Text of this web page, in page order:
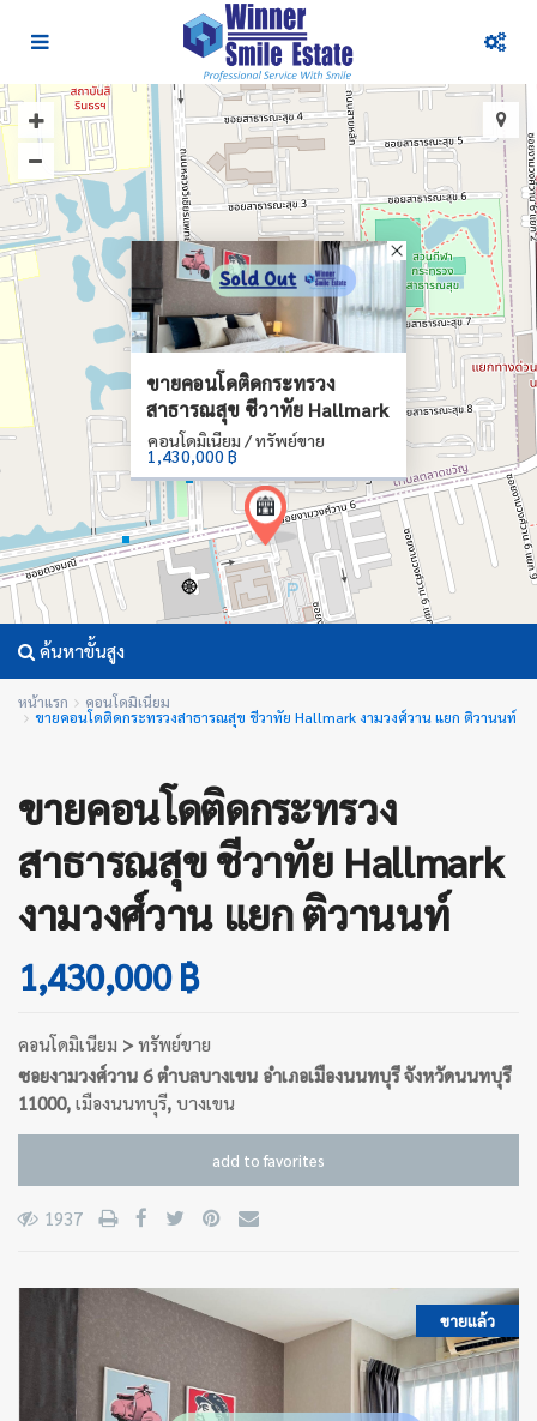
ขายคอนโดติดกระทรวง
สาธารณสุข ชีวาทัย Hallmark
คอนโดมิเนียม / ทรัพย์ขาย
1,430,000 ฿
ค้นหาขั้นสูง
หน้าแรก
คอนโดมิเนียม
ขายคอนโดติดกระทรวงสาธารณสุข ชีวาทัย Hallmark งามวงศ์วาน แยก ติวานนท์
ขายคอนโดติดกระทรวง
สาธารณสุข ชีวาทัย Hallmark
งามวงศ์วาน แยก ติวานนท์
1,430,000 ฿
คอนโดมิเนียม > ทรัพย์ขาย
ซอยงามวงศ์วาน 6 ตำบลบางเขน อำเภอเมืองนนทบุรี จังหวัดนนทบุรี
11000, เมืองนนทบุรี, บางเขน
add to favorites
1937
ขายแล้ว